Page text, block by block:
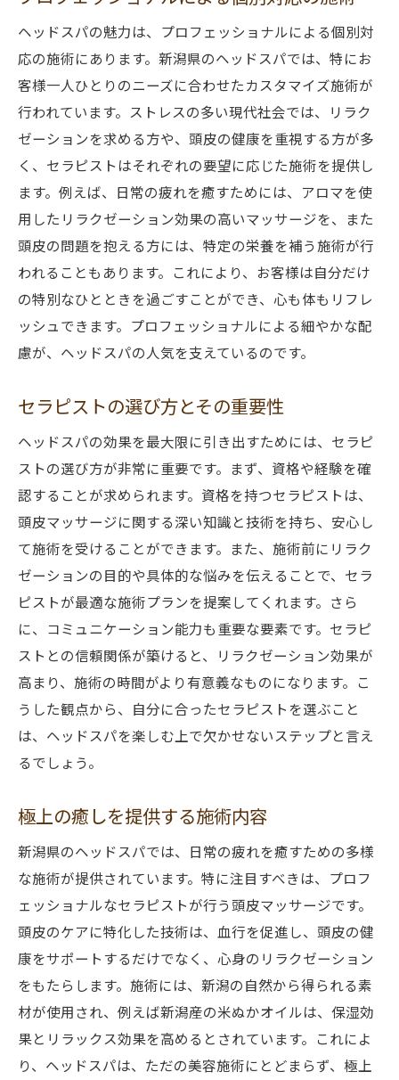
ヘッドスパの魅力は、プロフェッショナルによる個別対
応の施術にあります。新潟県のヘッドスパでは、特にお
客様一人ひとりのニーズに合わせたカスタマイズ施術が
行われています。ストレスの多い現代社会では、リラク
ゼーションを求める方や、頭皮の健康を重視する方が多
く、セラピストはそれぞれの要望に応じた施術を提供し
ます。例えば、日常の疲れを癒すためには、アロマを使
用したリラクゼーション効果の高いマッサージを、また
頭皮の問題を抱える方には、特定の栄養を補う施術が行
われることもあります。これにより、お客様は自分だけ
の特別なひとときを過ごすことができ、心も体もリフレ
ッシュできます。プロフェッショナルによる細やかな配
慮が、ヘッドスパの人気を支えているのです。
セラピストの選び方とその重要性
ヘッドスパの効果を最大限に引き出すためには、セラピ
ストの選び方が非常に重要です。まず、資格や経験を確
認することが求められます。資格を持つセラピストは、
頭皮マッサージに関する深い知識と技術を持ち、安心し
て施術を受けることができます。また、施術前にリラク
ゼーションの目的や具体的な悩みを伝えることで、セラ
ピストが最適な施術プランを提案してくれます。さら
に、コミュニケーション能力も重要な要素です。セラピ
ストとの信頼関係が築けると、リラクゼーション効果が
高まり、施術の時間がより有意義なものになります。こ
うした観点から、自分に合ったセラピストを選ぶこと
は、ヘッドスパを楽しむ上で欠かせないステップと言え
るでしょう。
極上の癒しを提供する施術内容
新潟県のヘッドスパでは、日常の疲れを癒すための多様
な施術が提供されています。特に注目すべきは、プロフ
ェッショナルなセラピストが行う頭皮マッサージです。
頭皮のケアに特化した技術は、血行を促進し、頭皮の健
康をサポートするだけでなく、心身のリラクゼーション
をもたらします。施術には、新潟の自然から得られる素
材が使用され、例えば新潟産の米ぬかオイルは、保湿効
果とリラックス効果を高めるとされています。これによ
り、ヘッドスパは、ただの美容施術にとどまらず、極上